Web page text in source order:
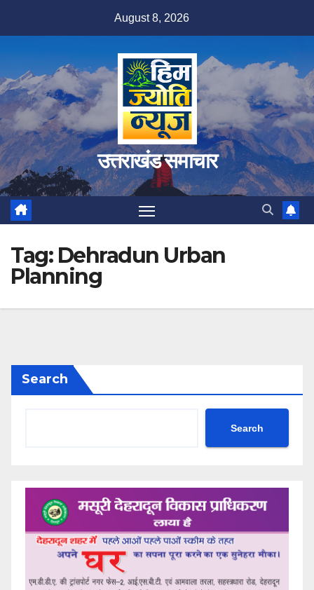
August 8, 2026
उत्तराखंड समाचार
Tag: Dehradun Urban
Planning
Search
Search